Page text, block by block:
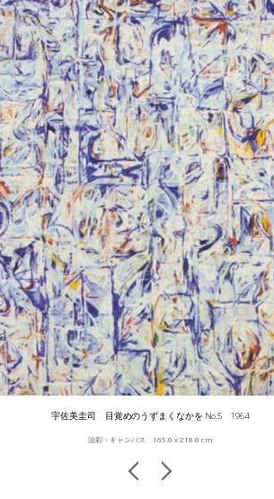
宇佐美圭司 目覚めのうずまくなかを No.5 1964
油彩・キャンバス 165.0 x 218.0 cm